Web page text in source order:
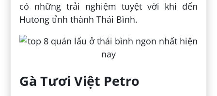
có những trải nghiệm tuyệt vời khi đến
Hutong tỉnh thành Thái Bình.
Gà Tươi Việt Petro